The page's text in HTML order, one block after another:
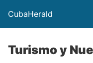
CubaHerald
Turismo y